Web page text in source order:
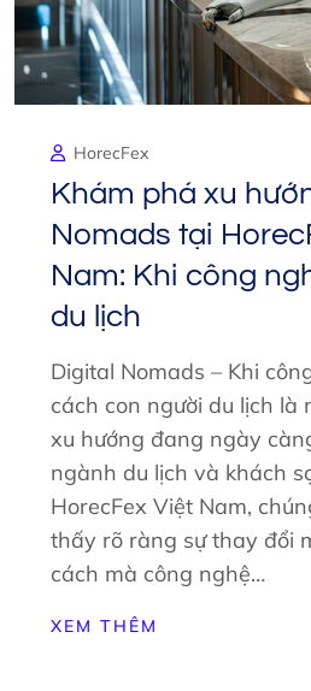
HorecFex
Khám phá xu
Nomads tại
Nam: Khi công
du lịch
Digital Nomads – Khi
cách con người du lịch là
xu hướng đang ngày
ngành du lịch và khách
HorecFex Việt Nam,
thấy rõ ràng sự thay đổi
cách mà công nghệ…
XEM THÊM